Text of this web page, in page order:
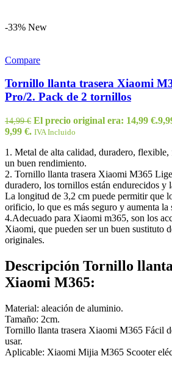
-33% New
Compare
Tornillo llanta trasera Xiaomi
Pro/2. Pack de 2 tornillos
14,99€ El precio original era: 14,99 €.
9,99 €. IVA Incluido
1. Metal de alta calidad, duradero, flexible,
un buen rendimiento.
2. Tornillo llanta trasera Xiaomi M365
duradero, los tornillos están endurecidos y
La longitud de 3,2 cm puede permitir que
orificio, lo que es más seguro y aumenta la
4.Adecuado para Xiaomi m365, son los
Xiaomi, que pueden ser un buen sustituto
originales.
Descripción Tornillo
Xiaomi M365:
Material: aleación de aluminio.
Tamaño: 2cm.
Tornillo llanta trasera Xiaomi M365 Fácil
usar.
Aplicable: Xiaomi Mijia M365 Scooter